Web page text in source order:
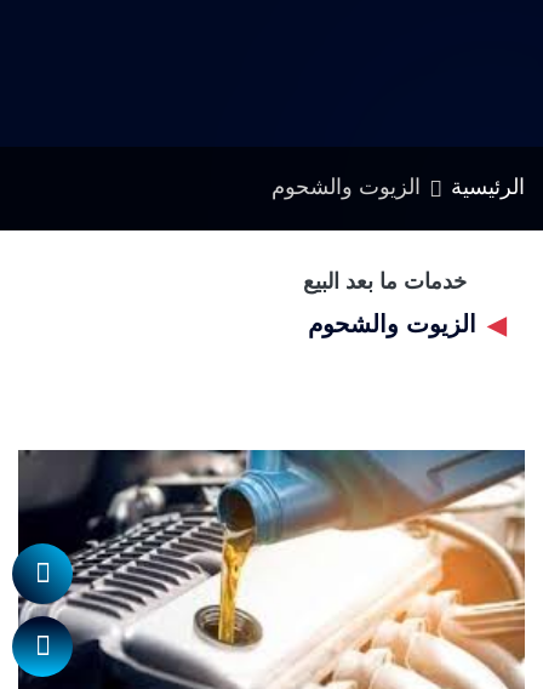
الرئيسية الزيوت والشحوم
خدمات ما بعد البيع
◀ الزيوت والشحوم